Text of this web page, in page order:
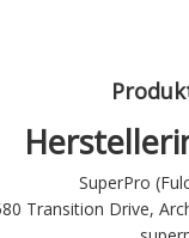
SuperPro
Transition Drive,